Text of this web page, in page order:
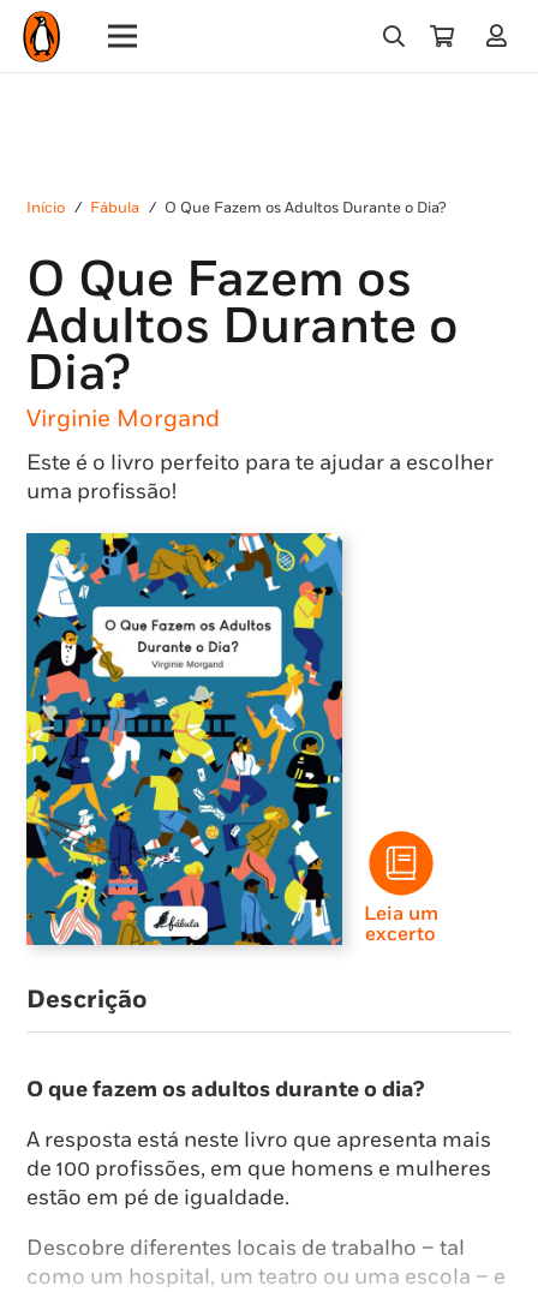
Início / Fábula / O Que Fazem os Adultos Durante o Dia?
O Que Fazem os
Adultos Durante o
Dia?
Virginie Morgand
Este é o livro perfeito para te ajudar a escolher
uma profissão!
Leia um
excerto
Descrição
O que fazem os adultos durante o dia?
A resposta está neste livro que apresenta mais
de 100 profissões, em que homens e mulheres
estão em pé de igualdade.
Descobre diferentes locais de trabalho – tal
como um hospital, um teatro ou uma escola – e